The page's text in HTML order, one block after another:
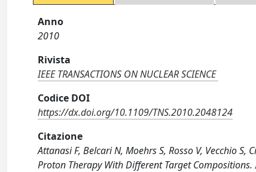
Anno
2010
Rivista
IEEE TRANSACTIONS ON NUCLEAR SCIENCE
Codice DOI
https://dx.doi.org/10.1109/TNS.2010.2048124
Citazione
Attanasi F, Belcari N, Moehrs S, Rosso V, Vecchio
Proton Therapy With Different Target Compositions.